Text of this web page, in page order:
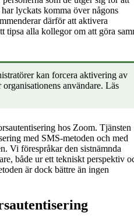
lyckats komma över någons
därför att aktivera
tipsa alla kollegor om att göra
kan forcera aktivering av
användare. Läs
hos Zoom. Tjänsten
med SMS-metoden och med
Vi förespråkar den sistnämnda
både ur ett tekniskt perspektiv
är dock bättre än ingen